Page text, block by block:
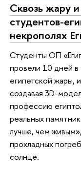
Сквозь жару
студентов-
некрополях
Студенты ОП
провели 10 дней в
египетской жары,
создавая 3D-
профессию
реальных
лучше, чем
прохладных
солнце.